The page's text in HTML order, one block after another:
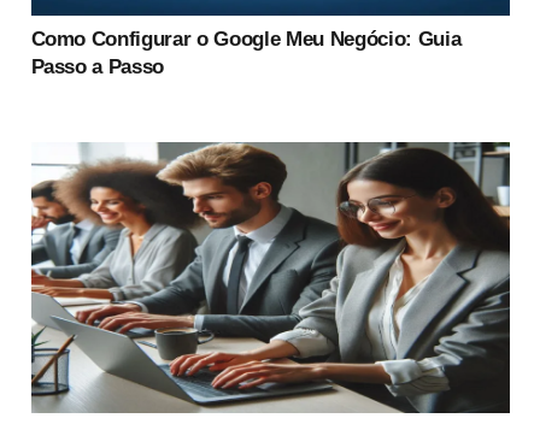
Como Configurar o Google Meu Negócio: Guia
Passo a Passo